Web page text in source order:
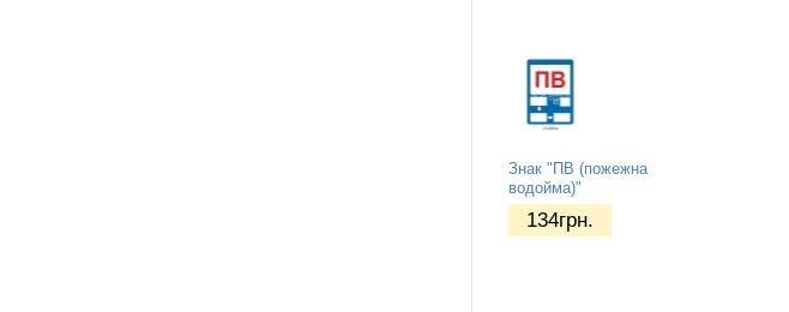
Знак "ПВ (пожежна
водойма)"
134грн.